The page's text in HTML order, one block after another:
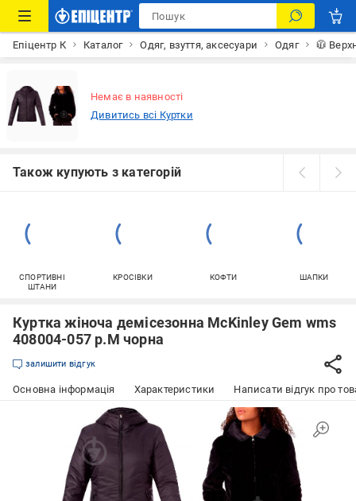
Епіцентр К Каталог Одяг, взуття, аксесуари Одяг 🧥
Немає в наявності
Дивитись всі Куртки
Також купують з категорій
СПОРТИВНІ
ШТАНИ
КРОСІВКИ КОФТИ ШАПКИ
Куртка жіноча демісезонна McKinley Gem wms
408004-057 р.M чорна
залишити відгук
Основна інформація Характеристики Написати відгук про